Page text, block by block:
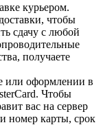
курьером.
чтобы
сдачу с любой
получаете
или оформлении в
Чтобы
вас на сервер
номер карты, срок